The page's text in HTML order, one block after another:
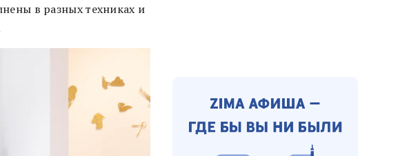
в разных техниках и